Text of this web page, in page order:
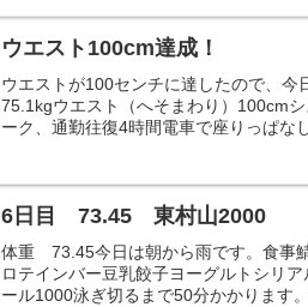
ウエスト100cm達成！
ウエストが100センチに達したので、
75.1kgウエスト（へそまわり）100cm
ーク、通勤往復4時間電車で座りっぱな
6日目 73.45 東村山2000
体重 73.45今日は朝から雨です。食事
ロテインバー豆乳餃子ヨーグルトシリ
ール1000泳ぎ切るまで50分かかります